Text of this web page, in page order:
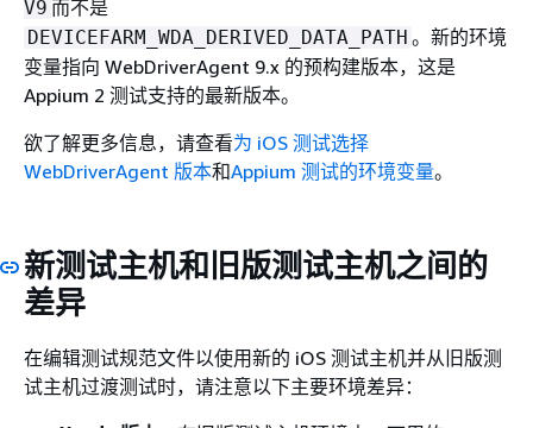
V9 而不是
DEVICEFARM_WDA_DERIVED_DATA_PATH 。新的环境
变量指向 WebDriverAgent 9.x 的预构建版本，这是
Appium 2 测试支持的最新版本。
欲了解更多信息，请查看为 iOS 测试选择
WebDriverAgent 版本和Appium 测试的环境变量。
新测试主机和旧版测试主机之间的
差异
在编辑测试规范文件以使用新的 iOS 测试主机并从旧版测
试主机过渡测试时，请注意以下主要环境差异：